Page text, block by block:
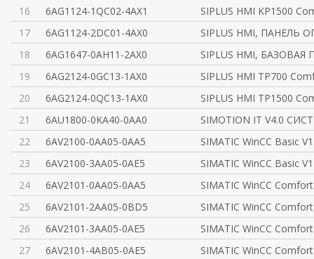
16
6AG1124-1QC02-4AX1
SIPLUS HMI KP1500
17
6AG1124-2DC01-4AX0
SIPLUS HMI, ПАНЕЛЬ
18
6AG1647-0AH11-2AX0
SIPLUS HMI,
19
6AG2124-0GC13-1AX0
SIPLUS HMI TP700
20
6AG2124-0QC13-1AX0
SIPLUS HMI TP1500
21
6AU1800-0KA40-0AA0
SIMOTION IT V4.0
22
6AV2100-0AA05-0AA5
SIMATIC WinCC Basic
23
6AV2100-3AA05-0AE5
SIMATIC WinCC Basic
24
6AV2101-0AA05-0AA5
SIMATIC WinCC
25
6AV2101-2AA05-0BD5
SIMATIC WinCC
26
6AV2101-3AA05-0AE5
SIMATIC WinCC
27
6AV2101-4AB05-0AE5
SIMATIC WinCC